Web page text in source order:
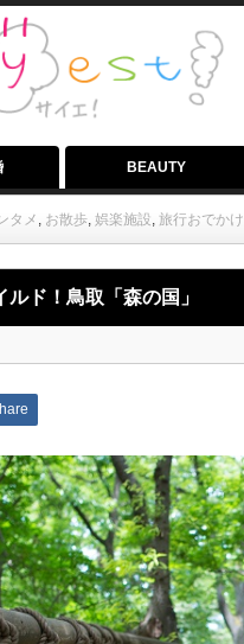
BEAUTY
タメ , お散歩, 娯楽施設, 旅行おでかけ
ルド！鳥取「森の国」